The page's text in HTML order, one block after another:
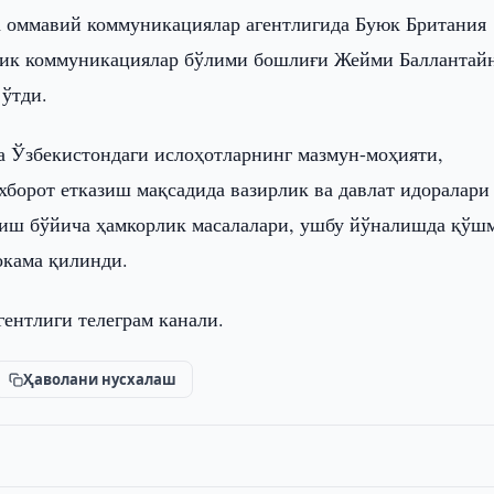
оммавий коммуникациялар агентлигида Буюк Британия
коммуникациялар бўлими бошлиғи Жейми
ислоҳотларнинг мазмун-моҳияти,
етказиш мақсадида вазирлик ва давлат идоралари
бўйича ҳамкорлик масалалари, ушбу йўналишда
қилинди.
телеграм канали.
Ҳаволани нусхалаш